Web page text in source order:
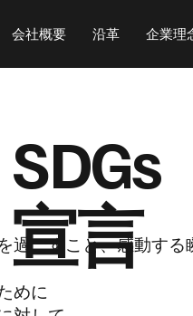
会社概要 沿革 企業理
SDGs
宣言
過ごすこと、感動す
めに